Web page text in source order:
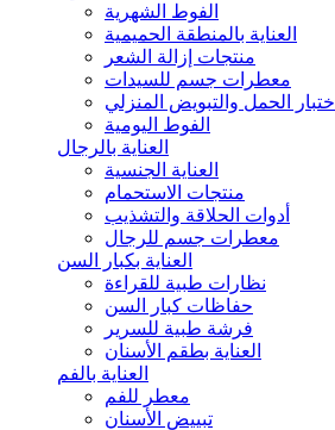
الفوط الشهرية
العناية بالمنطقة الحميمية
منتجات إزالة الشعر
معطرات جسم للسيدات
اختبار الحمل والتبويض المنزلي
الفوط اليومية
العناية بالرجال
العناية الجنسية
منتجات الاستحمام
أدوات الحلاقة والتشذيب
معطرات جسم للرجال
العناية بكبار السن
نظارات طبية للقراءة
حفاظات كبار السن
فرشة طبية للسرير
العناية بطقم الأسنان
العناية بالفم
معطر للفم
تبييض الأسنان